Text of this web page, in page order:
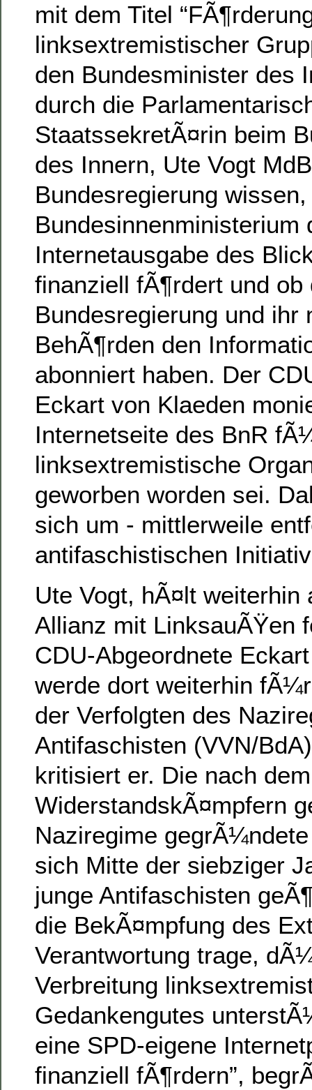
mit dem Titel
linksextremistischer
den Bundesminister des
durch die
StaatssekretÃ¤rin beim
des Innern, Ute Vogt
Bundesregierung
Bundesinnenministerium
Internetausgabe des
finanziell fÃ¶rdert und ob
Bundesregierung und ihr
BehÃ¶rden den
abonniert haben. Der
Eckart von Klaeden
Internetseite des BnR
linksextremistische
geworben worden sei.
sich um - mittlerweile
antifaschistischen
Ute Vogt, hÃ¤lt weiterhin
Allianz mit LinksauÃŸen
CDU-Abgeordnete
werde dort weiterhin
der Verfolgten des
Antifaschisten (VVN/
kritisiert er. Die nach
WiderstandskÃ¤mpfern
Naziregime
sich Mitte der siebziger
junge Antifaschisten
die BekÃ¤mpfung des
Verantwortung trage,
Verbreitung
Gedankengutes
eine SPD-eigene
finanziell fÃ¶rdern”,